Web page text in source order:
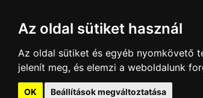
Az oldal sütiket használ
Az oldal sütiket és egyéb nyomkövető
jelenít meg, és elemzi a weboldalunk
OK Beállítások megváltoztatása